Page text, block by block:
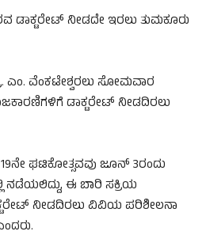
ಡಾಕ್ಟರೇಟ್ ನೀಡದೇ ಇರಲು ತುಮಕೂರು
ಎಂ. ವೆಂಕಟೇಶ್ವರಲು ಸೋಮವಾರ
ಡಾಕ್ಟರೇಟ್ ನೀಡದಿರಲು
ಘಟಿಕೋತ್ಸವವು ಜೂನ್ 3ರಂದು
ನಡೆಯಲಿದ್ದು, ಈ ಬಾರಿ ಸಕ್ರಿಯ
ನೀಡದಿರಲು ವಿವಿಯ ಪರಿಶೀಲನಾ